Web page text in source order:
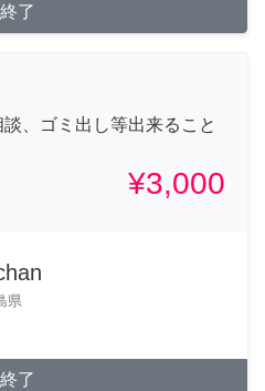
終了
、ゴミ出し等出来ること
¥3,000
県
終了